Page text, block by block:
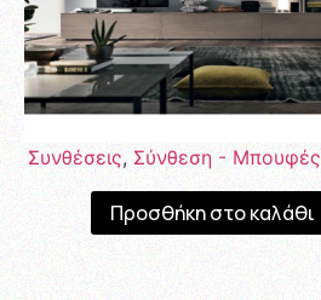
Συνθέσεις,Σύνθεση - Μπουφές
Προσθήκη στο καλάθι